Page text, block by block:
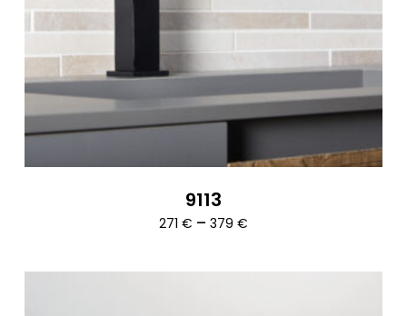
9113
271 € – 379 €Ártartomány: